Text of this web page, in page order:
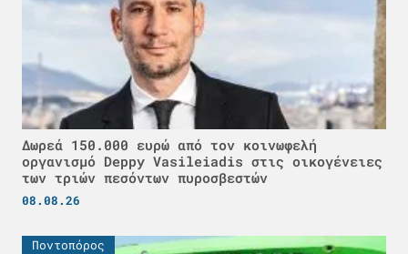
Δωρεά 150.000 ευρώ από τον κοινωφελή
οργανισμό Deppy Vasileiadis στις οικογένειες
των τριών πεσόντων πυροσβεστών
08.08.26
Ποντοπόρος